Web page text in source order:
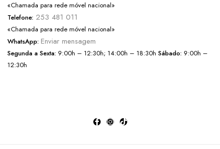
«Chamada para rede móvel nacional»
Telefone: 253 481 011
«Chamada para rede móvel nacional»
WhatsApp: Enviar mensagem
Segunda a Sexta: 9:00h – 12:30h; 14:00h – 18:30h Sábado: 9:00h –
12:30h